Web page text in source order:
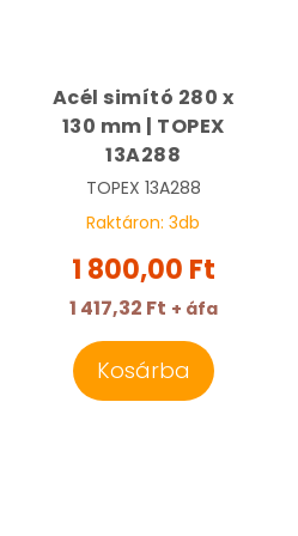
Acél simító 280 x
130 mm | TOPEX
13A288
TOPEX 13A288
Raktáron: 3db
1 800,00 Ft
1 417,32 Ft + áfa
Kosárba